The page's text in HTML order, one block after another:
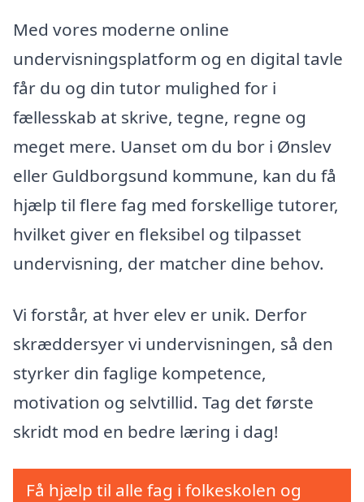
Med vores moderne online
undervisningsplatform og en digital tavle
får du og din tutor mulighed for i
fællesskab at skrive, tegne, regne og
meget mere. Uanset om du bor i Ønslev
eller Guldborgsund kommune, kan du få
hjælp til flere fag med forskellige tutorer,
hvilket giver en fleksibel og tilpasset
undervisning, der matcher dine behov.
Vi forstår, at hver elev er unik. Derfor
skræddersyer vi undervisningen, så den
styrker din faglige kompetence,
motivation og selvtillid. Tag det første
skridt mod en bedre læring i dag!
Få hjælp til alle fag i folkeskolen og